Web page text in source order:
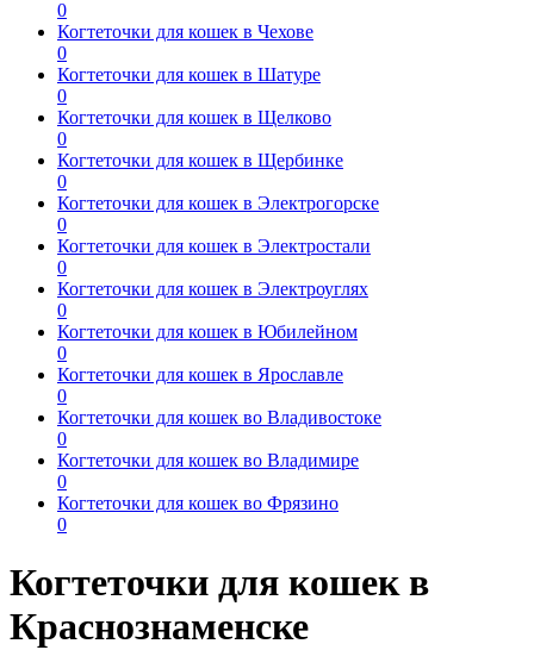
0
Когтеточки для кошек в Чехове
0
Когтеточки для кошек в Шатуре
0
Когтеточки для кошек в Щелково
0
Когтеточки для кошек в Щербинке
0
Когтеточки для кошек в Электрогорске
0
Когтеточки для кошек в Электростали
0
Когтеточки для кошек в Электроуглях
0
Когтеточки для кошек в Юбилейном
0
Когтеточки для кошек в Ярославле
0
Когтеточки для кошек во Владивостоке
0
Когтеточки для кошек во Владимире
0
Когтеточки для кошек во Фрязино
0
Когтеточки для кошек в
Краснознаменске